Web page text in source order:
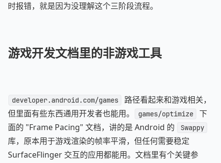
时报错，就是因为没理解这个三阶段流程。
游戏开发文档里的非游戏工具
developer.android.com/games
路径看起来和游戏相关，
但里面有些东西通用开发者也能用。
games/optimize
下
面的 "Frame Pacing" 文档，讲的是 Android 的
Swappy
库，原本用于游戏渲染的帧率平滑，但任何需要稳定
SurfaceFlinger 交互的应用都能用。文档里有个关键参